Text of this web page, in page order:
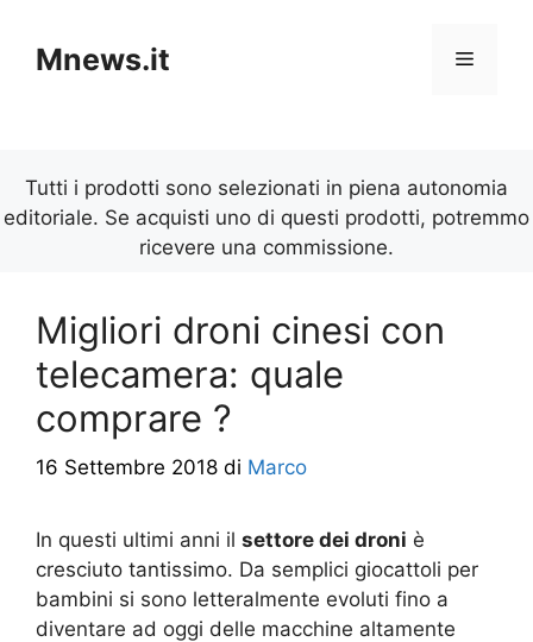
contenuto
Mnews.it Menu
Tutti i prodotti sono selezionati in piena autonomia
editoriale. Se acquisti uno di questi prodotti, potremmo
ricevere una commissione.
Migliori droni cinesi con
telecamera: quale
comprare ?
16 Settembre 2018 di Marco
In questi ultimi anni il settore dei droni è
cresciuto tantissimo. Da semplici giocattoli per
bambini si sono letteralmente evoluti fino a
diventare ad oggi delle macchine altamente